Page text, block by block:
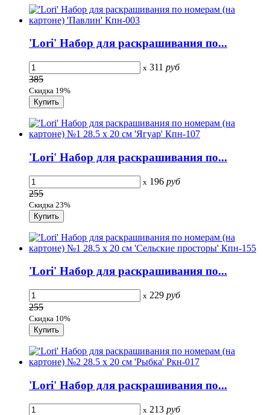
'Lori' Набор для раскрашивания по...
x 311 руб
385
Скидка 19%
'Lori' Набор для раскрашивания по...
x 196 руб
255
Скидка 23%
'Lori' Набор для раскрашивания по...
x 229 руб
255
Скидка 10%
'Lori' Набор для раскрашивания по...
x 213 руб